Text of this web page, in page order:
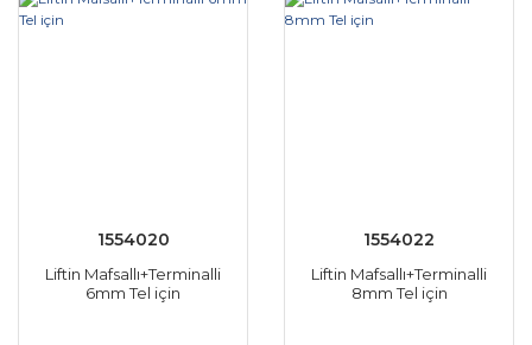
1554020
Liftin Mafsallı+Terminalli
6mm Tel için
1554022
Liftin Mafsallı+Terminalli
8mm Tel için